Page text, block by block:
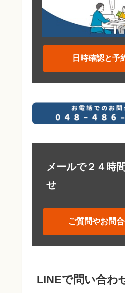
日時確認と予
メールで２４時
せ
ご質問やお問
LINEで問い合わ